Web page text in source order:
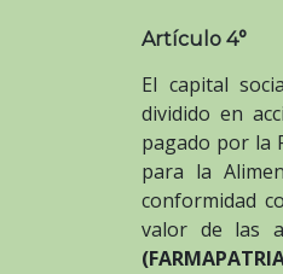
Artículo 4°
El capital
dividido en
pagado por la
para la
conformidad
valor de las